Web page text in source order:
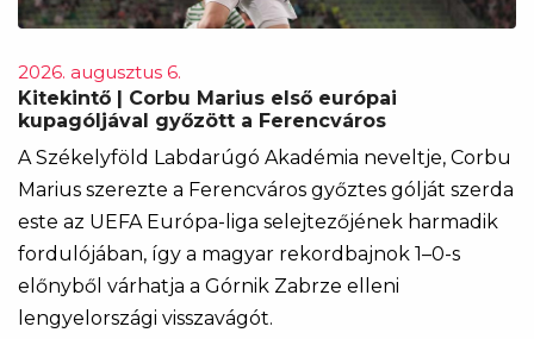
2026. augusztus 6.
Kitekintő | Corbu Marius első európai
kupagóljával győzött a Ferencváros
A Székelyföld Labdarúgó Akadémia neveltje, Corbu
Marius szerezte a Ferencváros győztes gólját szerda
este az UEFA Európa-liga selejtezőjének harmadik
fordulójában, így a magyar rekordbajnok 1–0-s
előnyből várhatja a Górnik Zabrze elleni
lengyelországi visszavágót.